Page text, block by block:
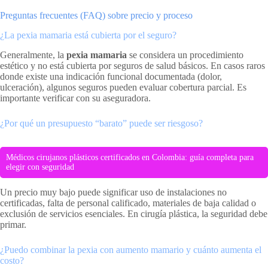
Preguntas frecuentes (FAQ) sobre precio y proceso
¿La pexia mamaria está cubierta por el seguro?
Generalmente, la pexia mamaria se considera un procedimiento
estético y no está cubierta por seguros de salud básicos. En casos raros
donde existe una indicación funcional documentada (dolor,
ulceración), algunos seguros pueden evaluar cobertura parcial. Es
importante verificar con su aseguradora.
¿Por qué un presupuesto “barato” puede ser riesgoso?
Médicos cirujanos plásticos certificados en Colombia: guía completa para
elegir con seguridad
Un precio muy bajo puede significar uso de instalaciones no
certificadas, falta de personal calificado, materiales de baja calidad o
exclusión de servicios esenciales. En cirugía plástica, la seguridad debe
primar.
¿Puedo combinar la pexia con aumento mamario y cuánto aumenta el
costo?